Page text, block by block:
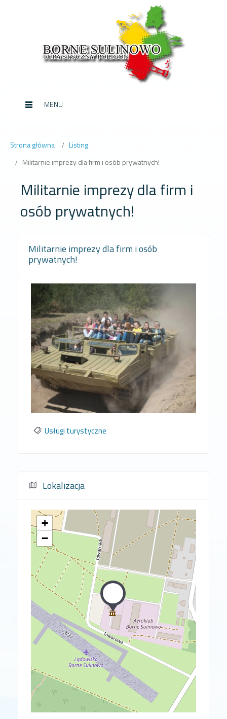
MENU
Strona główna
Listing
Militarnie imprezy dla firm i osób prywatnych!
Militarnie imprezy dla firm i
osób prywatnych!
Militarnie imprezy dla firm i osób
prywatnych!
Usługi turystyczne
Lokalizacja
+
−